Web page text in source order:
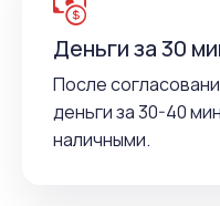
Деньги за 30
После
деньги за 30-40
наличными.